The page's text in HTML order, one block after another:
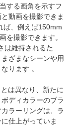
する画角を示すフ
動画を撮影できま
ば、例えば150mm
を撮影できます。
は維持されるた
ざまなシーンや用
ります 。
は異なり、新たに
ディカラーのブラ
ラーリングは、ラ
仕上がっていま